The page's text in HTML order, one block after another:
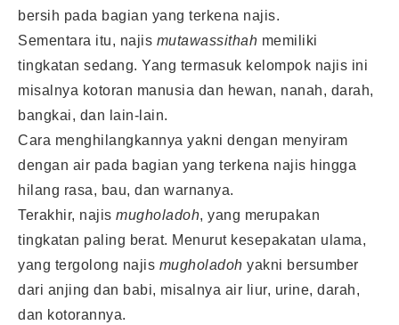
bersih pada bagian yang terkena najis.
Sementara itu, najis mutawassithah memiliki
tingkatan sedang. Yang termasuk kelompok najis ini
misalnya kotoran manusia dan hewan, nanah, darah,
bangkai, dan lain-lain.
Cara menghilangkannya yakni dengan menyiram
dengan air pada bagian yang terkena najis hingga
hilang rasa, bau, dan warnanya.
Terakhir, najis mugholadoh, yang merupakan
tingkatan paling berat. Menurut kesepakatan ulama,
yang tergolong najis mugholadoh yakni bersumber
dari anjing dan babi, misalnya air liur, urine, darah,
dan kotorannya.